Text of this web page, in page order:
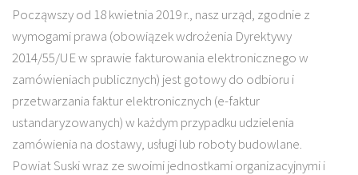
Począwszy od 18 kwietnia 2019 r., nasz urząd, zgodnie z
wymogami prawa (obowiązek wdrożenia Dyrektywy
2014/55/UE w sprawie fakturowania elektronicznego w
zamówieniach publicznych) jest gotowy do odbioru i
przetwarzania faktur elektronicznych (e-faktur
ustandaryzowanych) w każdym przypadku udzielenia
zamówienia na dostawy, usługi lub roboty budowlane.
Powiat Suski wraz ze swoimi jednostkami organizacyjnymi i